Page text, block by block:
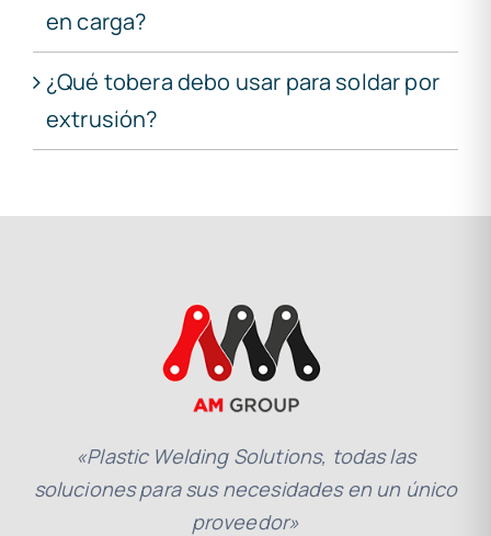
en carga?
¿Qué tobera debo usar para soldar por
extrusión?
«Plastic Welding Solutions, todas las
soluciones para sus necesidades en un único
proveedor»